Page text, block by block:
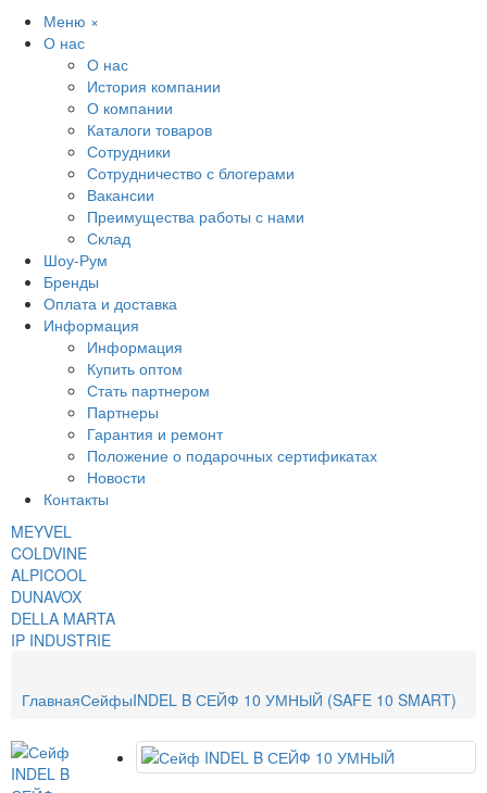
Меню ×
О нас
О нас
История компании
О компании
Каталоги товаров
Сотрудники
Сотрудничество с блогерами
Вакансии
Преимущества работы с нами
Склад
Шоу-Рум
Бренды
Оплата и доставка
Информация
Информация
Купить оптом
Стать партнером
Партнеры
Гарантия и ремонт
Положение о подарочных сертификатах
Новости
Контакты
MEYVEL
COLDVINE
ALPICOOL
DUNAVOX
DELLA MARTA
IP INDUSTRIE
ГлавнаяСейфыINDEL B СЕЙФ 10 УМНЫЙ (SAFE 10 SMART)